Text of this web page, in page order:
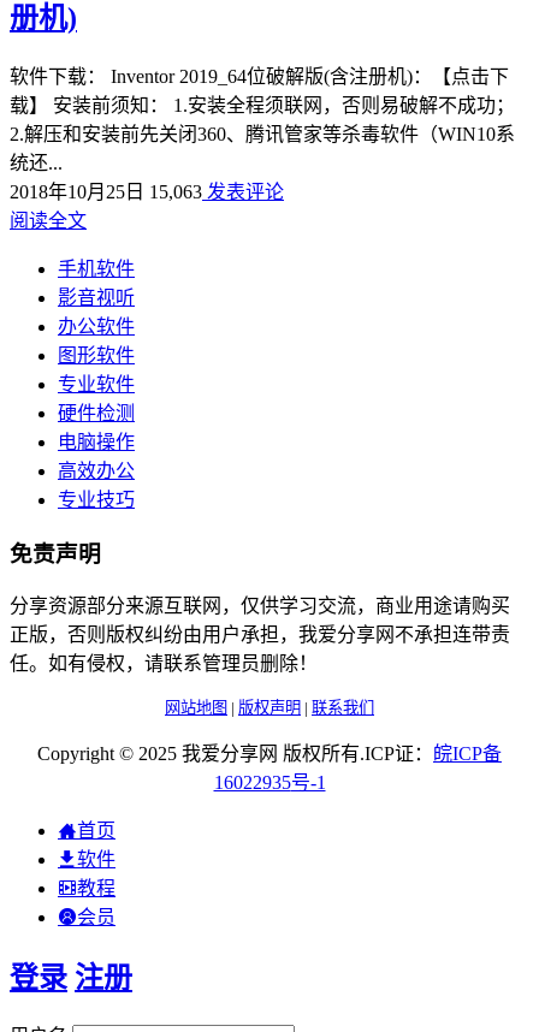
册机)
软件下载： Inventor 2019_64位破解版(含注册机)：【点击下
载】 安装前须知： 1.安装全程须联网，否则易破解不成功；
2.解压和安装前先关闭360、腾讯管家等杀毒软件（WIN10系
统还...
2018年10月25日 15,063 发表评论
阅读全文
手机软件
影音视听
办公软件
图形软件
专业软件
硬件检测
电脑操作
高效办公
专业技巧
免责声明
分享资源部分来源互联网，仅供学习交流，商业用途请购买
正版，否则版权纠纷由用户承担，我爱分享网不承担连带责
任。如有侵权，请联系管理员删除！
网站地图 | 版权声明 | 联系我们
Copyright © 2025 我爱分享网 版权所有.ICP证： 皖ICP备
16022935号-1
首页
软件
教程
会员
登录 注册